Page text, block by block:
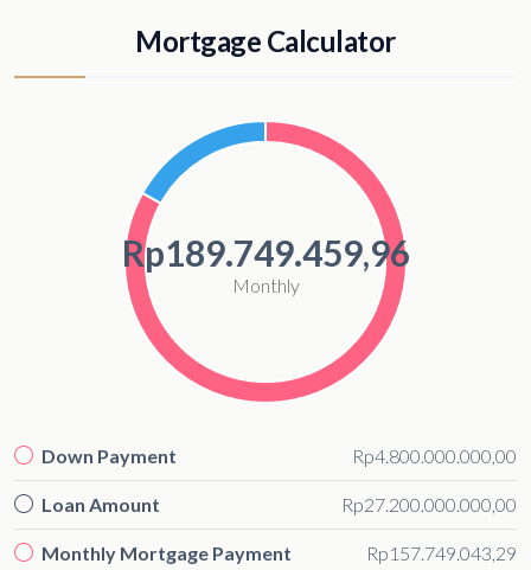
Mortgage Calculator
Rp189.749.459,96
Monthly
Down Payment Rp4.800.000.000,00
Loan Amount Rp27.200.000.000,00
Monthly Mortgage Payment Rp157.749.043,29